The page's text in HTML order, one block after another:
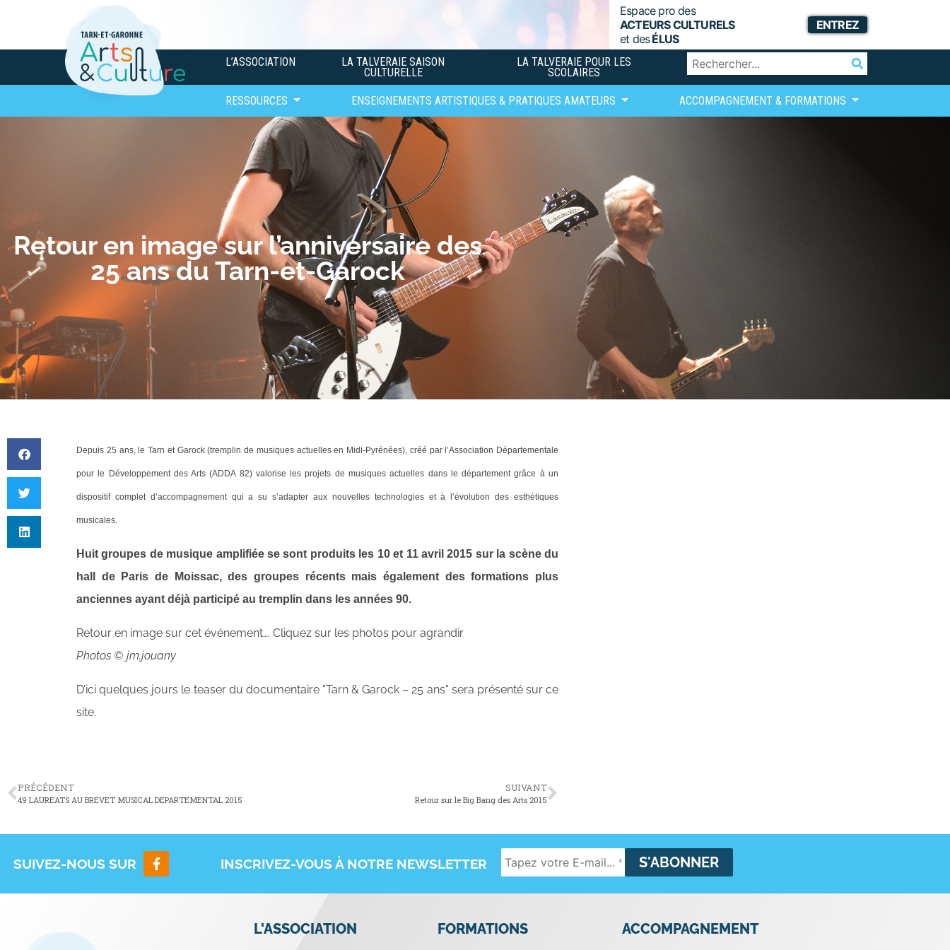
Espace pro des
ACTEURS CULTURELS
et desÉLUS
ENTREZ
L’ASSOCIATION LA TALVERAIE SAISON
CULTURELLE
LA TALVERAIE POUR LES
SCOLAIRES
RESSOURCES ENSEIGNEMENTS ARTISTIQUES & PRATIQUES AMATEURS ACCOMPAGNEMENT & FORMATIONS
Retour en image sur l’anniversaire des
25 ans du Tarn-et-Garock
Depuis 25 ans, le Tarn et Garock (tremplin de musiques actuelles en Midi-Pyrénées), créé par l’Association Départementale
pour le Développement des Arts (ADDA 82) valorise les projets de musiques actuelles dans le département grâce à un
dispositif complet d’accompagnement qui a su s’adapter aux nouvelles technologies et à l’évolution des esthétiques
musicales.
Huit groupes de musique amplifiée se sont produits les 10 et 11 avril 2015 sur la scène du
hall de Paris de Moissac, des groupes récents mais également des formations plus
anciennes ayant déjà participé au tremplin dans les années 90.
Retour en image sur cet évènement…. Cliquez sur les photos pour agrandir
Photos © jm.jouany
D’ici quelques jours le teaser du documentaire "Tarn & Garock – 25 ans" sera présenté sur ce
site.
PRÉCÉDENT
49 LAUREATS AU BREVET MUSICAL DEPARTEMENTAL 2015
SUIVANT
Retour sur le Big Bang des Arts 2015
SUIVEZ-NOUS SUR INSCRIVEZ-VOUS À NOTRE NEWSLETTER
L'ASSOCIATION FORMATIONS ACCOMPAGNEMENT